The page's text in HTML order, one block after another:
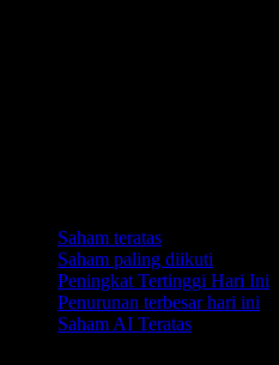
Saham teratas
Saham paling diikuti
Peningkat Tertinggi Hari Ini
Penurunan terbesar hari ini
Saham AI Teratas